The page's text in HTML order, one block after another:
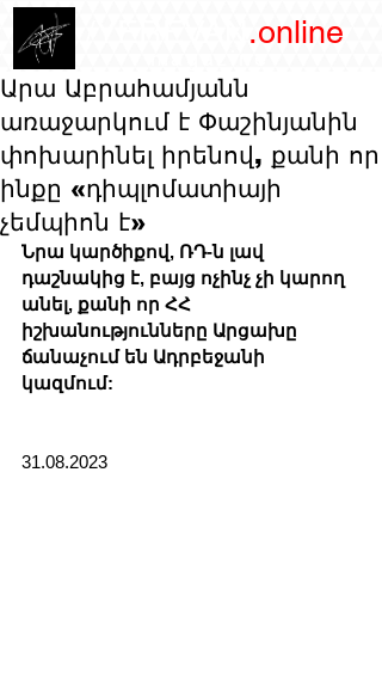
.online
Արա Աբրահամյանն
առաջարկում է Փաշինյանին
փոխարինել իրենով, քանի որ
ինքը «դիպլոմատիայի
չեմպիոն է»
Նրա կարծիքով, ՌԴ-ն լավ
դաշնակից է, բայց ոչինչ չի կարող
անել, քանի որ ՀՀ
իշխանությունները Արցախը
ճանաչում են Ադրբեջանի
կազմում:
31.08.2023